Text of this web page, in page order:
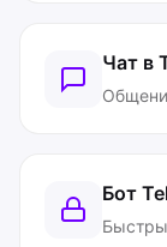
Чат в
Бот